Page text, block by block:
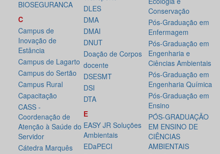
BIOSEGURANCA
C
Campus de
Inovação de
Estância
Campus de Lagarto
Campus do Sertão
Campus Rural
Capacitação
CASS -
Coordenação de
Atenção à Saúde do
Servidor
Cátedra Marquês
DLES
DMA
DMAI
DNUT
Doação de Corpos
docente
DSESMT
DSI
DTA
E
EASY JR Soluções
Ambientais
EDaPECI
Conservação
Pós-Graduação em
Enfermagem
Pós-Graduação em
Engenharia e
Ciências Ambientais
Pós-Graduação em
Engenharia Química
Pós-Graduação em
Ensino
PÓS-GRADUAÇÃO
EM ENSINO DE
CIÊNCIAS
AMBIENTAIS